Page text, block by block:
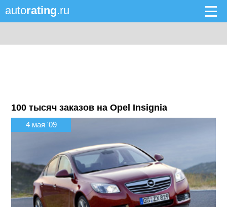
autorating.ru
100 тысяч заказов на Opel Insignia
4 мая '09